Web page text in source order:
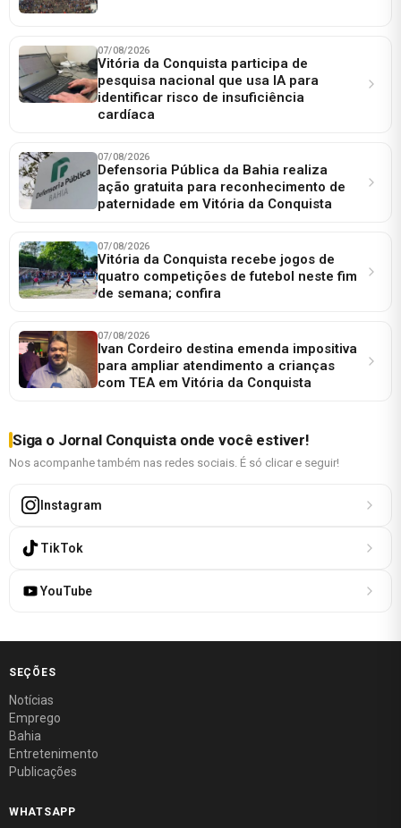
07/08/2026
Vitória da Conquista participa de
pesquisa nacional que usa IA para
identificar risco de insuficiência
cardíaca
07/08/2026
Defensoria Pública da Bahia realiza
ação gratuita para reconhecimento de
paternidade em Vitória da Conquista
07/08/2026
Vitória da Conquista recebe jogos de
quatro competições de futebol neste fim
de semana; confira
07/08/2026
Ivan Cordeiro destina emenda impositiva
para ampliar atendimento a crianças
com TEA em Vitória da Conquista
Siga o Jornal Conquista onde você estiver!
Nos acompanhe também nas redes sociais. É só clicar e seguir!
Instagram
TikTok
YouTube
SEÇÕES
Notícias
Emprego
Bahia
Entretenimento
Publicações
WHATSAPP